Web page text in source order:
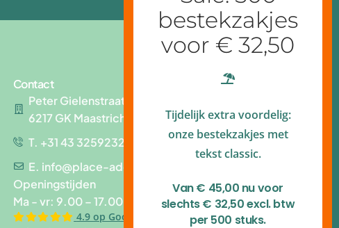
Contact
Peter Gielenstraat 83
6217 GK Maastricht
T. +31 43 3259232
E. info@place-add.nl
Openingstijden
Ma - vr: 9.00 – 17.00 uur
4.9 op Google reviews
Tijdelijk extra voordelig:
onze bestekzakjes met
tekst classic.
Van € 45,00 nu voor
slechts € 32,50 excl. btw
per 500 stuks.